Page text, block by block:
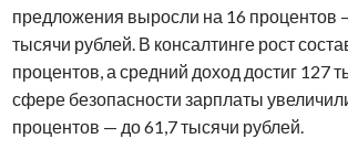
предложения выросли на 16 процентов
тысячи рублей. В консалтинге рост
процентов, а средний доход достиг 127
сфере безопасности зарплаты
процентов — до 61,7 тысячи рублей.